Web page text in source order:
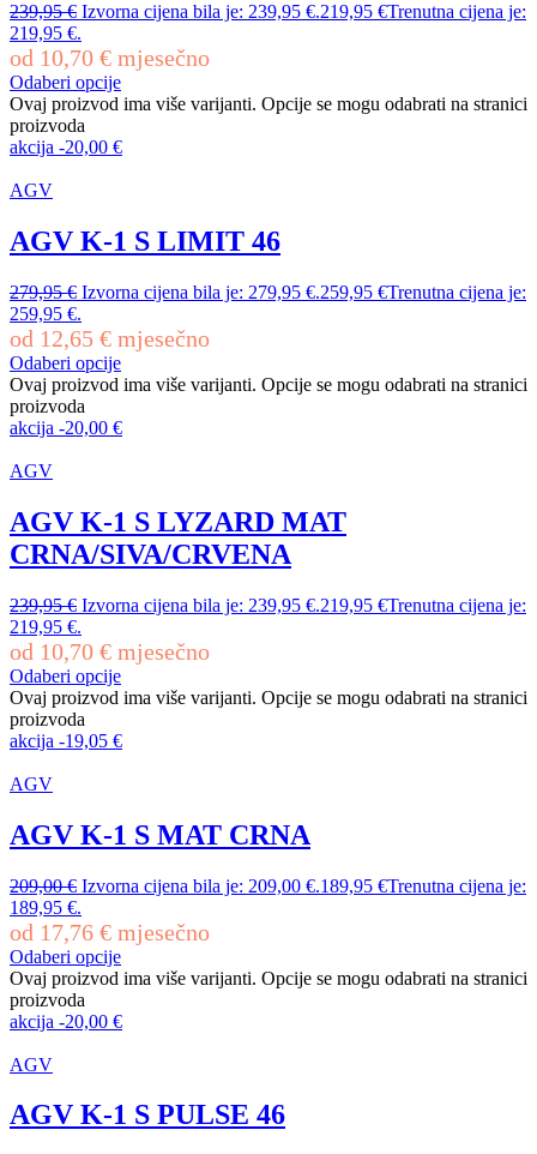
239,95€ Izvorna cijena bila je: 239,95 €.219,95 €Trenutna cijena je:
219,95 €.
od 10,70 € mjesečno
Odaberi opcije
Ovaj proizvod ima više varijanti. Opcije se mogu odabrati na stranici
proizvoda
akcija -20,00 €
AGV
AGV K-1 S LIMIT 46
279,95€ Izvorna cijena bila je: 279,95 €.259,95 €Trenutna cijena je:
259,95 €.
od 12,65 € mjesečno
Odaberi opcije
Ovaj proizvod ima više varijanti. Opcije se mogu odabrati na stranici
proizvoda
akcija -20,00 €
AGV
AGV K-1 S LYZARD MAT
CRNA/SIVA/CRVENA
239,95€ Izvorna cijena bila je: 239,95 €.219,95 €Trenutna cijena je:
219,95 €.
od 10,70 € mjesečno
Odaberi opcije
Ovaj proizvod ima više varijanti. Opcije se mogu odabrati na stranici
proizvoda
akcija -19,05 €
AGV
AGV K-1 S MAT CRNA
209,00€ Izvorna cijena bila je: 209,00 €.189,95 €Trenutna cijena je:
189,95 €.
od 17,76 € mjesečno
Odaberi opcije
Ovaj proizvod ima više varijanti. Opcije se mogu odabrati na stranici
proizvoda
akcija -20,00 €
AGV
AGV K-1 S PULSE 46